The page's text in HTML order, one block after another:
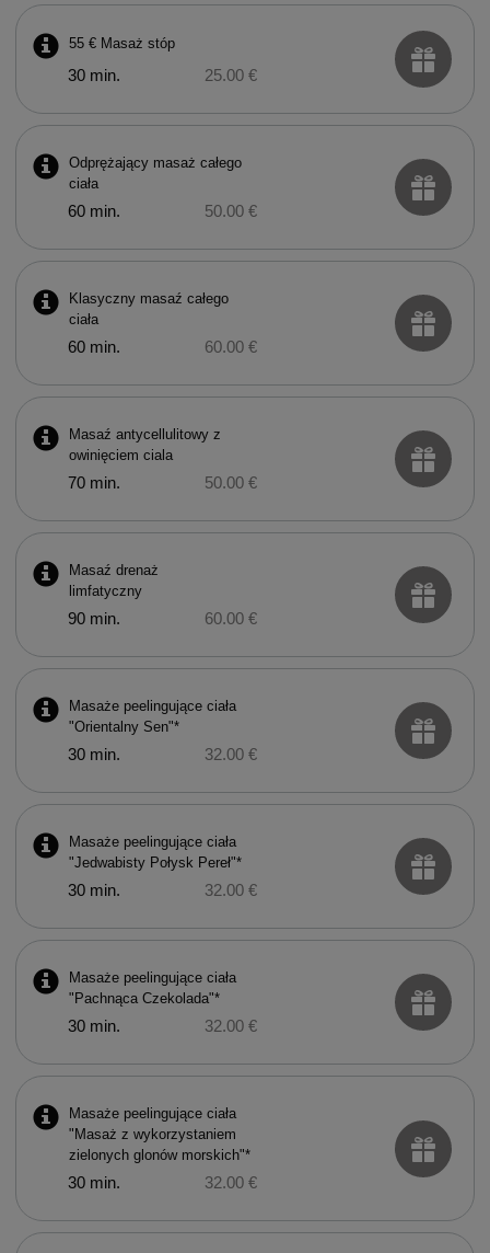
55 € Masaż stóp
30 min. 25.00 €
Odprężający masaż całego
ciała
60 min. 50.00 €
Klasyczny masaź całego
ciała
60 min. 60.00 €
Masaź antycellulitowy z
owinięciem ciala
70 min. 50.00 €
Masaź drenaż
limfatyczny
90 min. 60.00 €
Masaże peelingujące ciała
"Orientalny Sen"*
30 min. 32.00 €
Masaże peelingujące ciała
"Jedwabisty Połysk Pereł"*
30 min. 32.00 €
Masaże peelingujące ciała
"Pachnąca Czekolada"*
30 min. 32.00 €
Masaże peelingujące ciała
"Masaż z wykorzystaniem
zielonych glonów morskich"*
30 min. 32.00 €